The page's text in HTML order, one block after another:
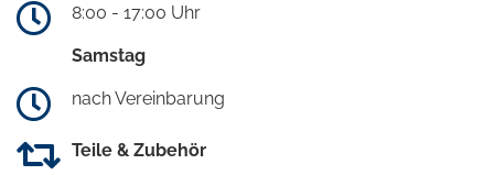
8:00 - 17:00 Uhr
Samstag
nach Vereinbarung
Teile & Zubehör